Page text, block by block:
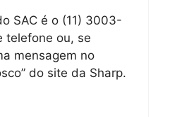
SAC é o (11) 3003-
telefone ou, se
mensagem no
do site da Sharp.